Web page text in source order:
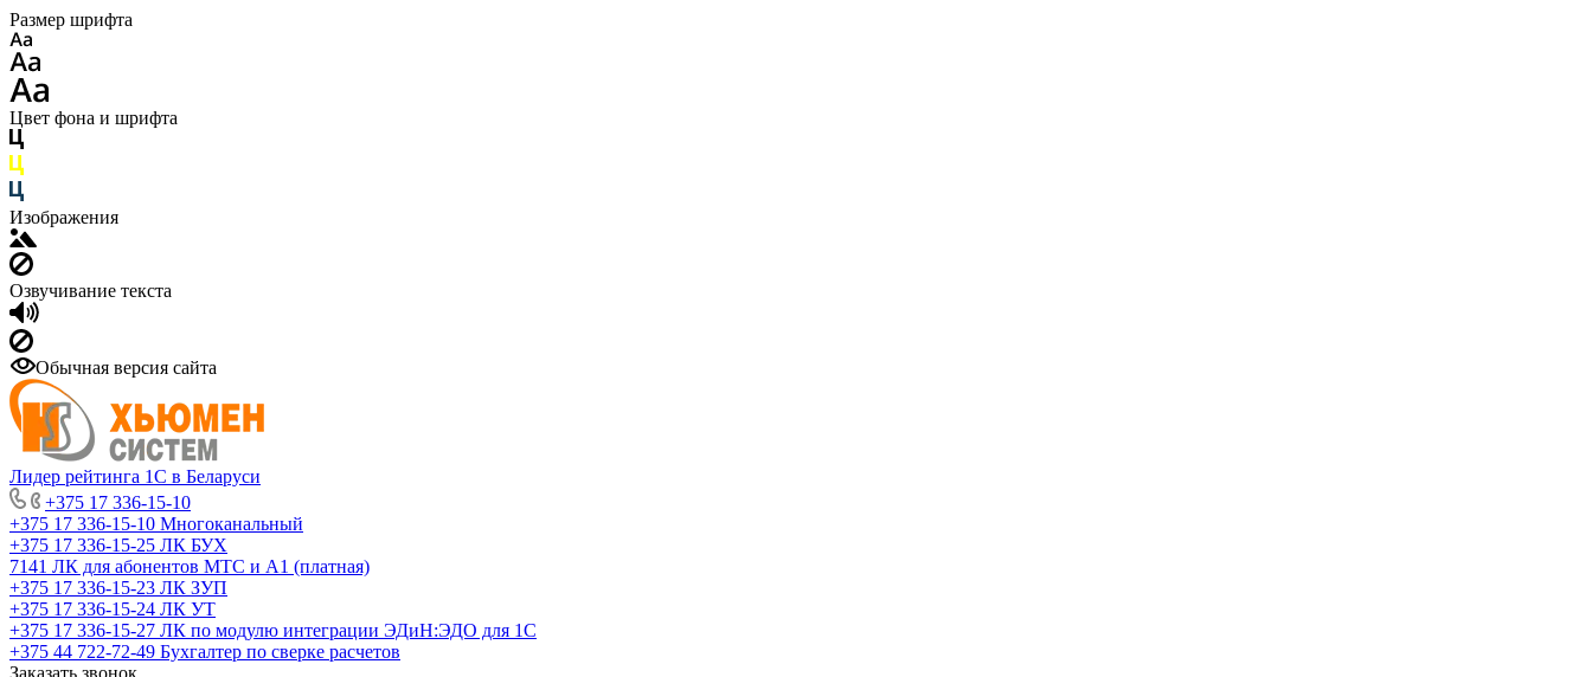
Размер шрифта
Цвет фона и шрифта
Изображения
Озвучивание текста
Обычная версия сайта
Лидер рейтинга 1С в Беларуси
+375 17 336-15-10
+375 17 336-15-10 Многоканальный
+375 17 336-15-25 ЛК БУХ
7141 ЛК для абонентов МТС и А1 (платная)
+375 17 336-15-23 ЛК ЗУП
+375 17 336-15-24 ЛК УТ
+375 17 336-15-27 ЛК по модулю интеграции ЭДиН:ЭДО для 1С
+375 44 722-72-49 Бухгалтер по сверке расчетов
Заказать звонок